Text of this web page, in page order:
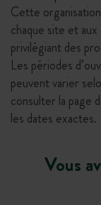
Cette
chaque site et
privilégiant des
Les périodes
peuvent varier
consulter la page
les dates exactes.
Vous